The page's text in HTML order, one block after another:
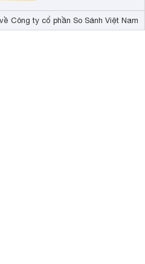
Công ty cổ phần So Sánh Việt Nam